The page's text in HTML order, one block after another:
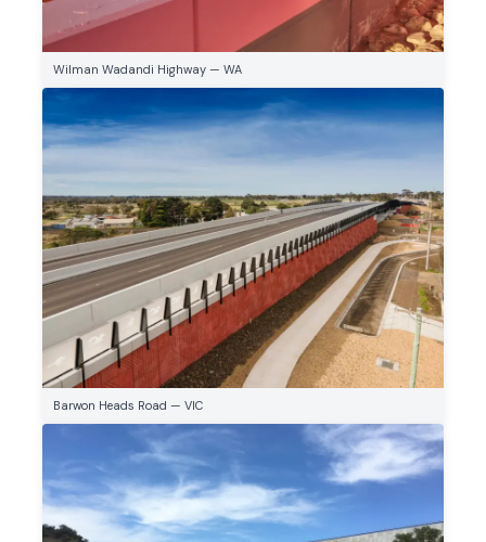
Wilman Wadandi Highway — WA
Barwon Heads Road — VIC